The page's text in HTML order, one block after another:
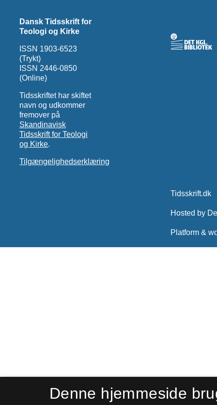
Dansk Tidsskrift for
Teologi og Kirke
ISSN 1903-6523
(Trykt)
ISSN 2446-0850
(Online)
Tidsskriftet har skiftet
navn og udkommer
fremover på
Skandinavisk
Tidsskrift for Teologi
og Kirke.
Tilgængelighedserklæring
Denne hjemmeside